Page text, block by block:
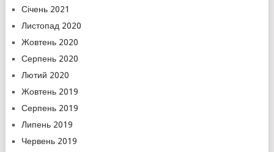
Січень 2021
Листопад 2020
Жовтень 2020
Серпень 2020
Лютий 2020
Жовтень 2019
Серпень 2019
Липень 2019
Червень 2019